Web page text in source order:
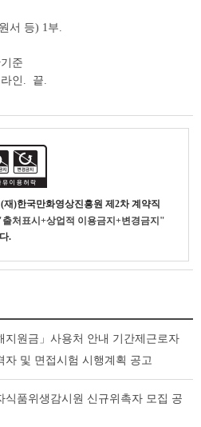
서 등) 1부.
준
인. 끝.
(재)한국만화영상진흥원 제2차 계약직
처표시+상업적 이용금지+변경금지"
.
지원금」사용처 안내 기간제근로자
자 및 면접시험 시행계획 공고
식품위생감시원 신규위촉자 모집 공